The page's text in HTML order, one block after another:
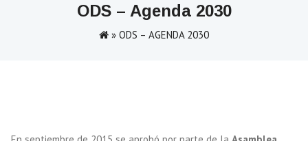
ODS – Agenda 2030
» ODS – AGENDA 2030